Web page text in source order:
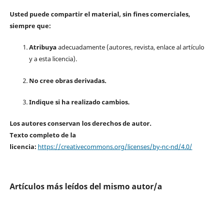
Usted puede compartir el material, sin fines comerciales,
siempre que:
Atribuya adecuadamente (autores, revista, enlace al artículo
y a esta licencia).
No cree obras derivadas.
Indique si ha realizado cambios.
Los autores conservan los derechos de autor.
Texto completo de la
licencia: https://creativecommons.org/licenses/by-nc-nd/4.0/
Artículos más leídos del mismo autor/a